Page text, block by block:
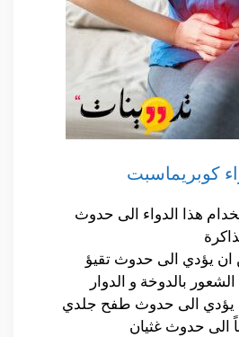
كوبريماسبت
هذا الدواء الى حدوث
ان يؤدي الى حدوث تقيؤ
بالدوخة و الدوار
يؤدي الى حدوث طفح جلدي
الى حدوث غثيان